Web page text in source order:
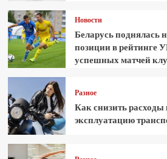
Новости
Беларусь поднялась
позиции в рейтинге
успешных матчей
Разное
Как снизить расходы
эксплуатацию